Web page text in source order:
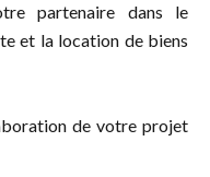
partenaire dans le
et la location de biens
de votre projet